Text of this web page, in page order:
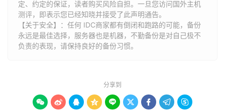
定、约定的保证，读者购买风险自担。一旦您访问国外主机
测评，即表示您已经知晓并接受了此声明通告。
【关于安全】：任何 IDC商家都有倒闭和跑路的可能，备份
永远是最佳选择，服务器也是机器，不勤备份是对自己极不
负责的表现，请保持良好的备份习惯。
分享到
        